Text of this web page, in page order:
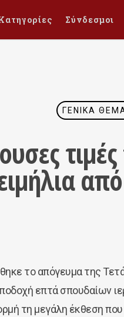
Σύνδεσμοι
ΓΕΝΙΚΆ
το απόγευμα της
επτά σπουδαίων
τη μεγάλη έκθεση